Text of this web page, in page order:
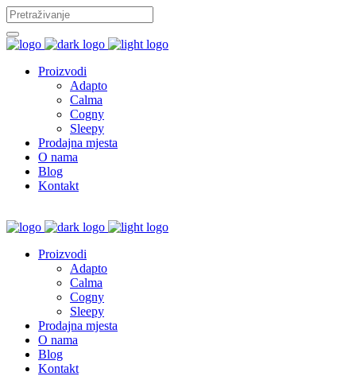
Proizvodi
Adapto
Calma
Cogny
Sleepy
Prodajna mjesta
O nama
Blog
Kontakt
Proizvodi
Adapto
Calma
Cogny
Sleepy
Prodajna mjesta
O nama
Blog
Kontakt